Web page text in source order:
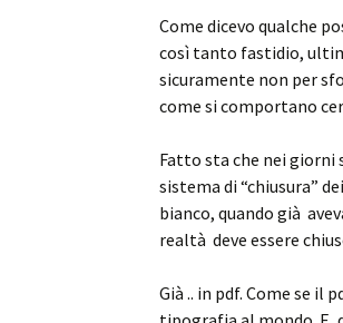
Come dicevo qualche
così tanto fastidio,
sicuramente non per
come si comportano
Fatto sta che nei giorni
sistema di “chiusura”
bianco, quando già
realtà deve essere
Già .. in pdf. Come se il